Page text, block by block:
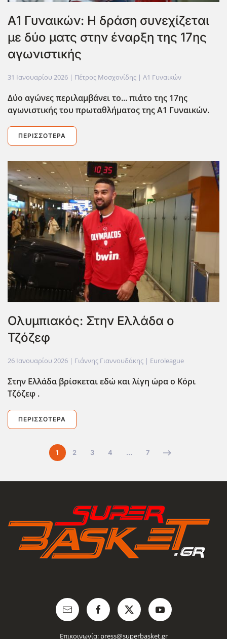
Α1 Γυναικών: Η δράση συνεχίζεται
με δύο ματς στην έναρξη της 17ης
αγωνιστικής
31 Ιανουαρίου 2026 | Πέτρος Μοσχονίδης | Α1 Γυναικών
Δύο αγώνες περιλαμβάνει το... πιάτο της 17ης
αγωνιστικής του πρωταθλήματος της Α1 Γυναικών.
ΠΕΡΙΣΣΌΤΕΡΑ
Ολυμπιακός: Στην Ελλάδα ο
Τζόζεφ
26 Ιανουαρίου 2026 | Γιάννης Γιαννουδάκης | Euroleague
Στην Ελλάδα βρίσκεται εδώ και λίγη ώρα ο Κόρι
Τζόζεφ .
ΠΕΡΙΣΣΌΤΕΡΑ
1 2 3 4 … 7
Επικοινωνία: press@superbasket.gr